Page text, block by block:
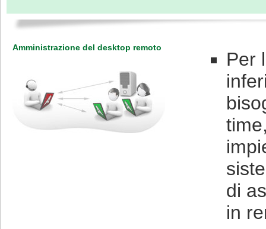
Amministrazione del desktop remoto
Per
di
in